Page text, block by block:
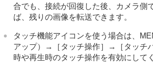
合でも、接続が回復した後、カメラ側
ば、残りの画像を転送できます。
タッチ機能アイコンを使う場合は、
アップ）→ ［タッチ操作］ → ［タッチ
時や再生時のタッチ操作を有効にして